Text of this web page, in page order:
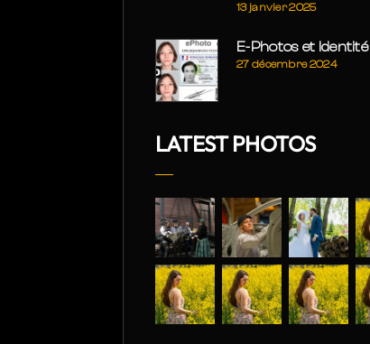
13 janvier 2025
E-Photos et Identité
27 décembre 2024
LATEST PHOTOS